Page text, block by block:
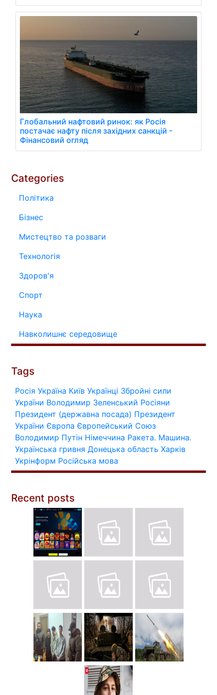
Глобальний нафтовий ринок: як Росія
постачає нафту після західних санкцій -
Фінансовий огляд
Categories
Політика
Бізнес
Мистецтво та розваги
Технологія
Здоров'я
Спорт
Наука
Навколишнє середовище
Tags
Росія Україна Київ Українці Збройні сили
України Володимир Зеленський Росіяни
Президент (державна посада) Президент
України Європа Європейський Союз
Володимир Путін Німеччина Ракета. Машина.
Українська гривня Донецька область Харків
Укрінформ Російська мова
Recent posts